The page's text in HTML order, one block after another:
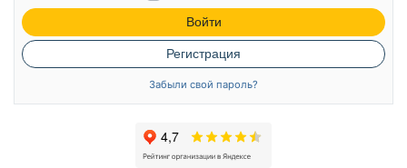
Войти
Регистрация
Забыли свой пароль?